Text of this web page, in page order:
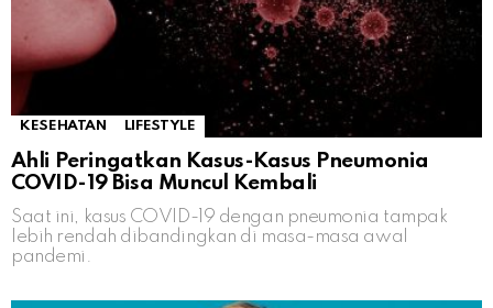
KESEHATAN LIFESTYLE
Ahli Peringatkan Kasus-Kasus Pneumonia
COVID-19 Bisa Muncul Kembali
Saat ini, kasus COVID-19 dengan pneumonia tampak
lebih rendah dibandingkan di masa-masa awal
pandemi.